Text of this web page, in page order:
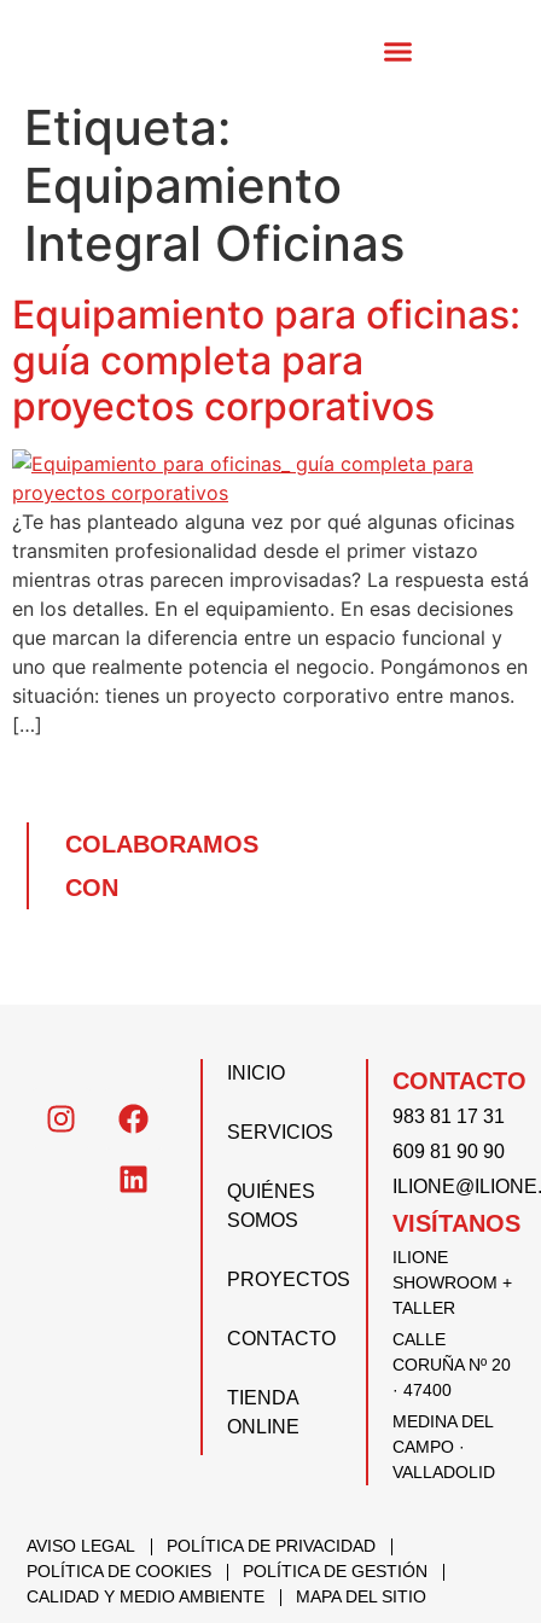
Etiqueta:
Equipamiento
Integral Oficinas
Equipamiento para oficinas:
guía completa para
proyectos corporativos
¿Te has planteado alguna vez por qué algunas oficinas
transmiten profesionalidad desde el primer vistazo
mientras otras parecen improvisadas? La respuesta está
en los detalles. En el equipamiento. En esas decisiones
que marcan la diferencia entre un espacio funcional y
uno que realmente potencia el negocio. Pongámonos en
situación: tienes un proyecto corporativo entre manos.
[…]
COLABORAMOS
CON
INICIO
SERVICIOS
QUIÉNES
SOMOS
PROYECTOS
CONTACTO
TIENDA
ONLINE
CONTACTO
983 81 17 31
609 81 90 90
VISÍTANOS
ILIONE
SHOWROOM +
TALLER
CALLE
CORUÑA Nº 20
· 47400
MEDINA DEL
CAMPO ·
VALLADOLID
AVISO LEGAL
POLÍTICA DE PRIVACIDAD
POLÍTICA DE COOKIES
POLÍTICA DE GESTIÓN
CALIDAD Y MEDIO AMBIENTE
MAPA DEL SITIO